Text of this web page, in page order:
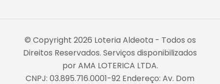
© Copyright 2026 Loteria Aldeota - Todos os
Direitos Reservados. Serviços disponibilizados
por AMA LOTERICA LTDA.
CNPJ: 03.895.716.0001-92 Endereço: Av. Dom